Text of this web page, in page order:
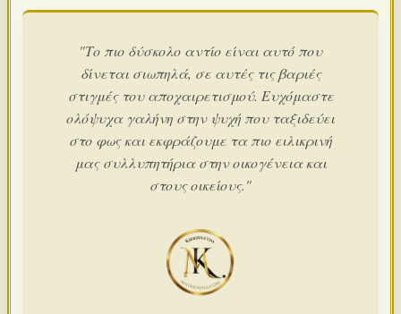
"Το πιο δύσκολο αντίο είναι αυτό που
δίνεται σιωπηλά, σε αυτές τις βαριές
στιγμές του αποχαιρετισμού. Ευχόμαστε
ολόψυχα γαλήνη στην ψυχή που ταξιδεύει
στο φως και εκφράζουμε τα πιο ειλικρινή
μας συλλυπητήρια στην οικογένεια και
στους οικείους."